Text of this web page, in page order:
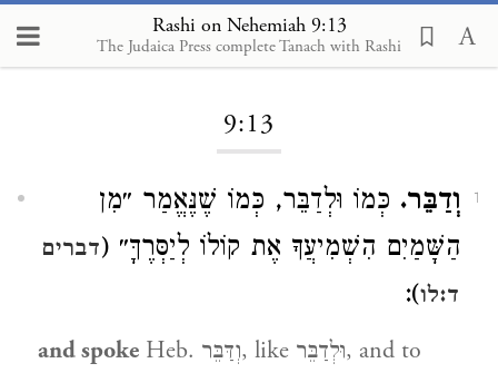
Rashi on Nehemiah 9:13
The Judaica Press complete Tanach with Rashi
Loading...
9:13
1 וְדַבֵּר. כְּמוֹ וּלְדַבֵּר, כְּמוֹ שֶׁנֶּאֱמַר ״מִן
הַשָּׁמַיִם הִשְׁמִיעֲךָ אֶת קוֹלוֹ לְיַסְּרֶךָּ״ (דברים
ד:לו):
and spoke Heb. וְדַּבֵּר, like וּלְדַבֵּר, and to